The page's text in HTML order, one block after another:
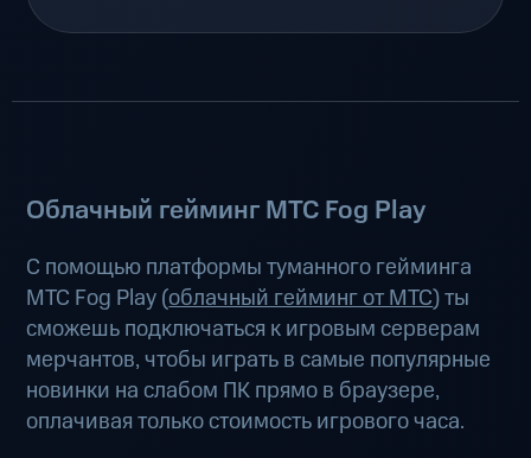
Облачный гейминг МТС Fog Play
С помощью платформы туманного гейминга
МТС Fog Play (облачный гейминг от МТС) ты
сможешь подключаться к игровым серверам
мерчантов, чтобы играть в самые популярные
новинки на слабом ПК прямо в браузере,
оплачивая только стоимость игрового часа.